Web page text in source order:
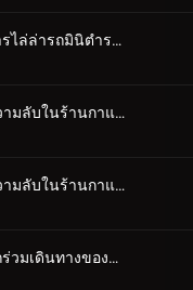
ตอนที่ 973 การไล่ล่ารถมินิตำรวจลาดตะเวน
ตอนที่ 974 ความลับในร้านกาแฟของสาวมัธยมทรีโอ (ตอนแรก)
ตอนที่ 975 ความลับในร้านกาแฟของสาวมัธยมทรีโอ (ตอนจบ)
ตอนที่ 976 รถร่วมเดินทางของฆาตกร